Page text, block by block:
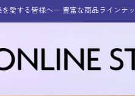
愛する皆様へー 豊富な商品ラインナ